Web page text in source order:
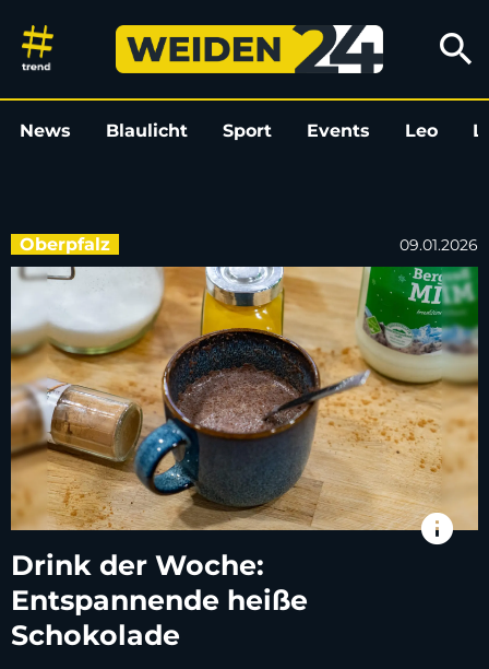
Drink der Woche:
search
News Blaulicht Sport Events Leo
Oberpfalz 09.01.2026
info
Drink der Woche:
Entspannende heiße
Schokolade